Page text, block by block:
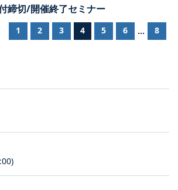
締切/開催終了セミナー
1 2 3 4 5 6 ... 8